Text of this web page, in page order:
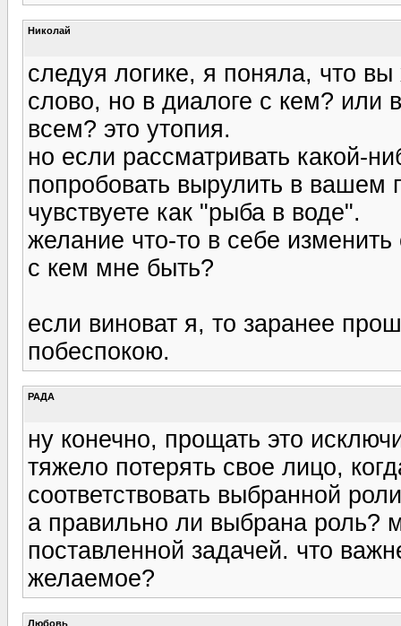
Николай
следуя логике, я поняла, что
слово, но в диалоге с кем? или
всем? это утопия.
но если рассматривать какой-
попробовать вырулить в вашем
чувствуете как "рыба в воде".
желание что-то в себе изменить
с кем мне быть?
если виноват я, то заранее
побеспокою.
РАДА
ну конечно, прощать это
тяжело потерять свое лицо,
соответствовать выбранной
а правильно ли выбрана роль?
поставленной задачей. что
желаемое?
Любовь